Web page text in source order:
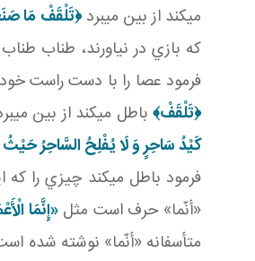
مي کند از بين مي برد﴿تَلْقَفْ مَا
که بازي در نياورند، طناب
فرمود عصا را با دست راست
﴿تَلْقَفْ﴾ باطل مي کند از بين مي
كَيْدُ سَاحِرٍ وَ لَا يُفْلِحُ السَّاحِرُ
فرمود باطل مي کند چيزي را که
«أنّما» حرف است مثل«إِنَّمَا
متأسفانه «أنّما» نوشته شده